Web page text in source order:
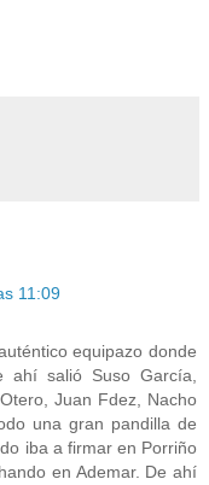
11:09
equipazo donde
ahí salió Suso García,
Juan Fdez, Nacho
una gran pandilla de
iba a firmar en Porriño
en Ademar. De ahí